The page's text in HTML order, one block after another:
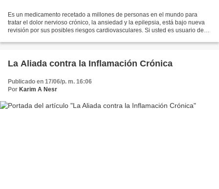
Es un medicamento recetado a millones de personas en el mundo para
tratar el dolor nervioso crónico, la ansiedad y la epilepsia, está bajo nueva
revisión por sus posibles riesgos cardiovasculares. Si usted es usuario de
La Aliada contra la Inflamación Crónica
Publicado en 17/06/p. m. 16:06
Por Karim A Nesr